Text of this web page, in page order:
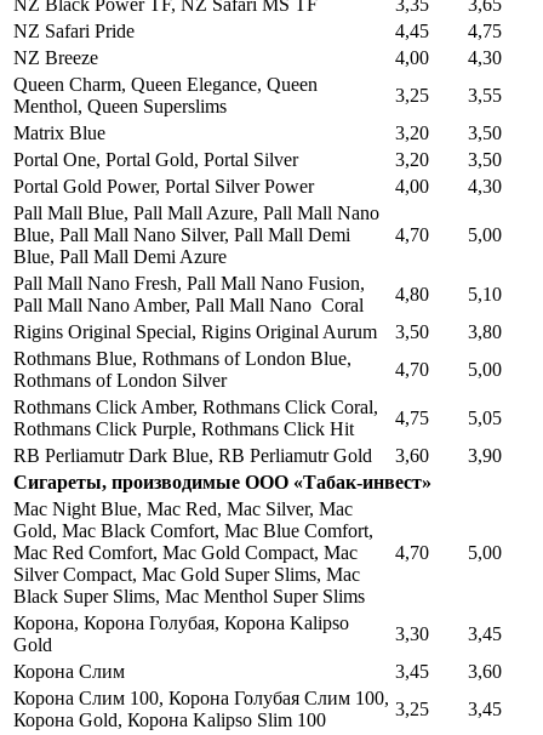
NZ Black Power TF, NZ Safari MS TF 3,35
3,65
NZ Safari Pride
4,45
4,75
NZ Breeze
4,00
4,30
Queen Charm, Queen Elegance, Queen
Menthol, Queen Superslims
3,25
3,55
Matrix Blue
3,20
3,50
Portal One, Portal Gold, Portal Silver
3,20
3,50
Portal Gold Power, Portal Silver Power
4,00
4,30
Pall Mall Blue, Pall Mall Azure, Pall Mall Nano
Blue, Pall Mall Nano Silver, Pall Mall Demi
Blue, Pall Mall Demi Azure
4,70 5,00
Pall Mall Nano Fresh, Pall Mall Nano Fusion,
Pall Mall Nano Amber, Pall Mall Nano Coral
4,80
5,10
Rigins Original Special, Rigins Original Aurum
3,50
3,80
Rothmans Blue, Rothmans of London Blue,
Rothmans of London Silver
4,70
5,00
Rothmans Click Amber, Rothmans Click Coral,
Rothmans Click Purple, Rothmans Click Hit
4,75
5,05
RB Perliamutr Dark Blue, RB Perliamutr Gold
3,60
3,90
Сигареты, производимые ООО «Табак-инвест»
Mac Night Blue, Mac Red, Mac Silver, Mac
Gold, Mac Black Comfort, Mac Blue Comfort,
Mac Red Comfort, Mac Gold Compact, Mac
Silver Compact, Mac Gold Super Slims, Mac
Black Super Slims, Mac Menthol Super Slims
4,70 5,00
Корона, Корона Голубая, Корона Kalipso
Gold
3,30
3,45
Корона Слим
3,45
3,60
Корона Слим 100, Корона Голубая Слим 100,
Корона Gold, Корона Kalipso Slim 100
3,25
3,45